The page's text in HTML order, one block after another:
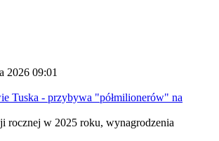
2026 09:01
Tuska - przybywa "półmilionerów" na
rocznej w 2025 roku, wynagrodzenia